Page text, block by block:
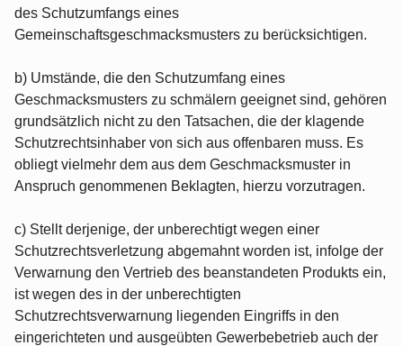
des Schutzumfangs eines
Gemeinschaftsgeschmacksmusters zu berücksichtigen.
b) Umstände, die den Schutzumfang eines
Geschmacksmusters zu schmälern geeignet sind, gehören
grundsätzlich nicht zu den Tatsachen, die der klagende
Schutzrechtsinhaber von sich aus offenbaren muss. Es
obliegt vielmehr dem aus dem Geschmacksmuster in
Anspruch genommenen Beklagten, hierzu vorzutragen.
c) Stellt derjenige, der unberechtigt wegen einer
Schutzrechtsverletzung abgemahnt worden ist, infolge der
Verwarnung den Vertrieb des beanstandeten Produkts ein,
ist wegen des in der unberechtigten
Schutzrechtsverwarnung liegenden Eingriffs in den
eingerichteten und ausgeübten Gewerbebetrieb auch der